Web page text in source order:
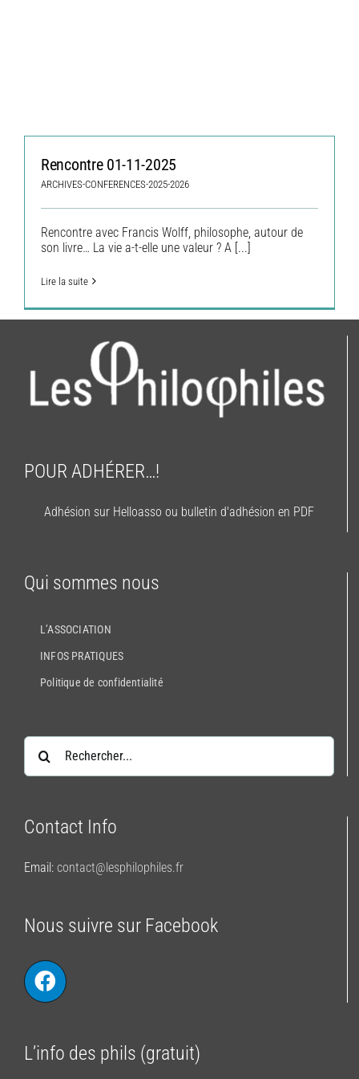
Rencontre 01-11-2025
ARCHIVES-CONFERENCES-2025-2026
Rencontre avec Francis Wolff, philosophe, autour de
son livre… La vie a-t-elle une valeur ? A [...]
Lire la suite
POUR ADHÉRER…!
Adhésion sur Helloasso ou bulletin d'adhésion en PDF
Qui sommes nous
L’ASSOCIATION
INFOS PRATIQUES
Politique de confidentialité
Rechercher:
Contact Info
Email: contact@lesphilophiles.fr
Nous suivre sur Facebook
L’info des phils (gratuit)